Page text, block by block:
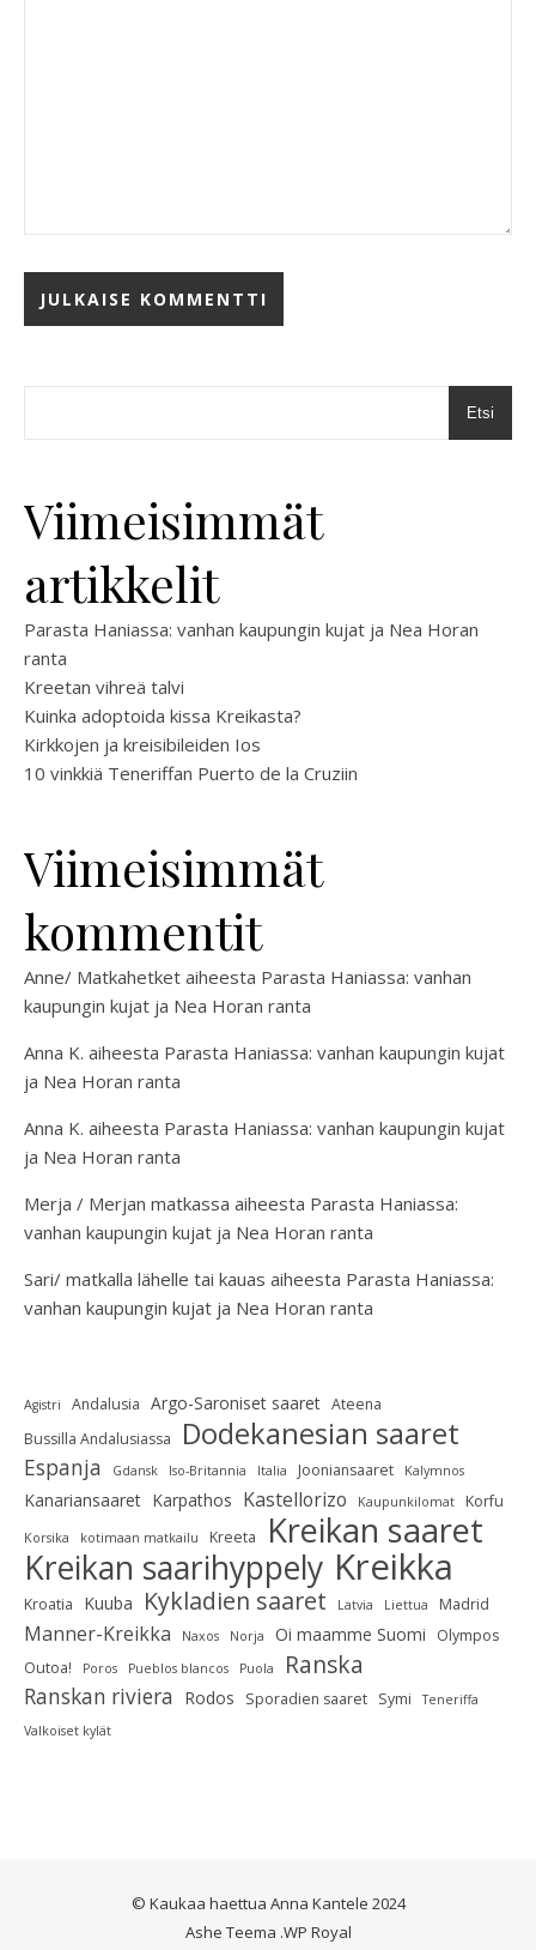
Etsi
Viimeisimmät
artikkelit
Parasta Haniassa: vanhan kaupungin kujat ja Nea Horan
ranta
Kreetan vihreä talvi
Kuinka adoptoida kissa Kreikasta?
Kirkkojen ja kreisibileiden Ios
10 vinkkiä Teneriffan Puerto de la Cruziin
Viimeisimmät
kommentit
Anne/ Matkahetket aiheesta Parasta Haniassa: vanhan
kaupungin kujat ja Nea Horan ranta
Anna K. aiheesta Parasta Haniassa: vanhan kaupungin kujat
ja Nea Horan ranta
Anna K. aiheesta Parasta Haniassa: vanhan kaupungin kujat
ja Nea Horan ranta
Merja / Merjan matkassa aiheesta Parasta Haniassa:
vanhan kaupungin kujat ja Nea Horan ranta
Sari/ matkalla lähelle tai kauas aiheesta Parasta Haniassa:
vanhan kaupungin kujat ja Nea Horan ranta
Agistri Andalusia Argo-Saroniset saaret Ateena
Bussilla Andalusiassa
Dodekanesian saaret
Espanja Gdansk Iso-Britannia Italia Jooniansaaret Kalymnos
Kanariansaaret Karpathos Kastellorizo Kaupunkilomat Korfu
Korsika kotimaan matkailu Kreeta Kreikan saaret
Kreikan saarihyppely Kreikka
Kroatia Kuuba Kykladien saaret Latvia Liettua Madrid
Manner-Kreikka Naxos Norja Oi maamme Suomi
Olympos
Outoa!
Poros Pueblos blancos Puola Ranska
Ranskan riviera Rodos Sporadien saaret Symi
Teneriffa
Valkoiset kylät
© Kaukaa haettua Anna Kantele 2024
Ashe Teema .WP Royal